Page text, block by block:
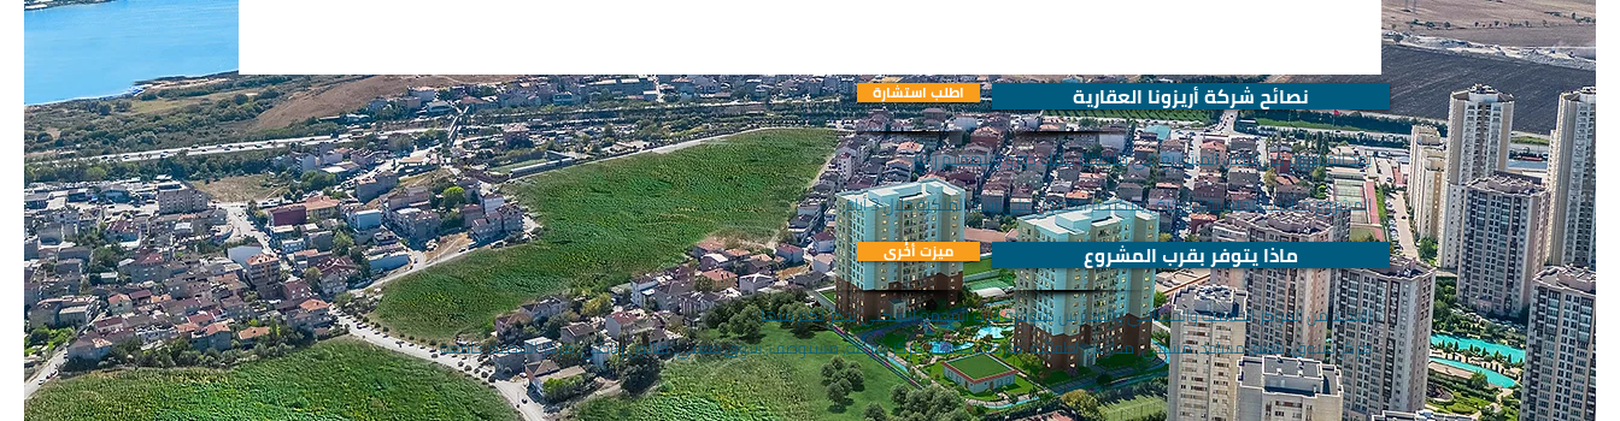
اطلب استشارة نصائح شركة أريزونا العقارية
يعد المشروع من افضل المشاريع في منطقة بيليك دوزو وبتصميم رائع
المشروع مناسب للجنسية التركية ، يمكنكم الحصول على سند الملكية خلال 3 أيام.
ميزت أخُرى ماذا يتوفر بقرب المشروع
العديد من المراكز الخدمية والمشافي والمدارس متوفرة قرب المجمع السكني نذكر لكم منها :
مركز تسوق, بلدية, مساجد, مشفى, مدارس, اطفائية, ماركت, حديقة, مركز شرطة, مستوصف, سوق شعبي, صالون رياضي, مركز المدينة, جامعة